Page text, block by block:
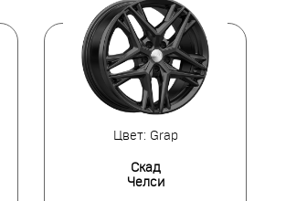
Цвет: Grap
Скад
Челси